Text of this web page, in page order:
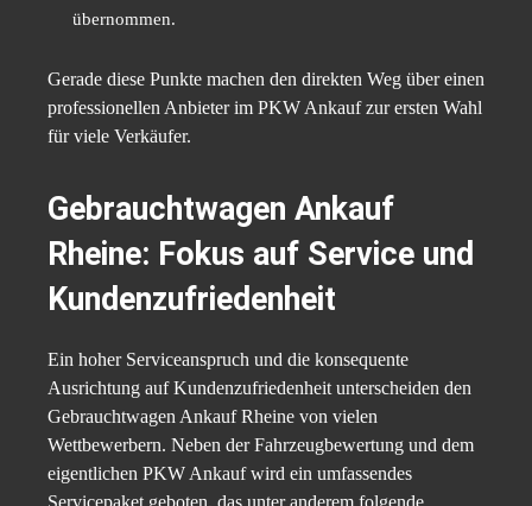
übernommen.
Gerade diese Punkte machen den direkten Weg über einen
professionellen Anbieter im PKW Ankauf zur ersten Wahl
für viele Verkäufer.
Gebrauchtwagen Ankauf
Rheine: Fokus auf Service und
Kundenzufriedenheit
Ein hoher Serviceanspruch und die konsequente
Ausrichtung auf Kundenzufriedenheit unterscheiden den
Gebrauchtwagen Ankauf Rheine von vielen
Wettbewerbern. Neben der Fahrzeugbewertung und dem
eigentlichen PKW Ankauf wird ein umfassendes
Servicepaket geboten, das unter anderem folgende